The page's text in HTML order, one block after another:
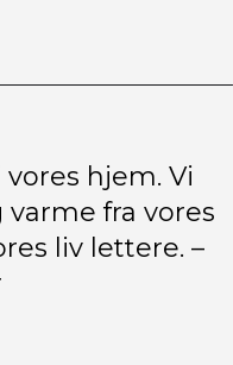
hjem. Vi
fra vores
liv lettere. –